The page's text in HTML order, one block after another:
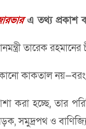
এ তথ্য প্রকাশ
তারেক
কাকতাল
করা হচ্ছে, তার
সমুদ্রপথ ও